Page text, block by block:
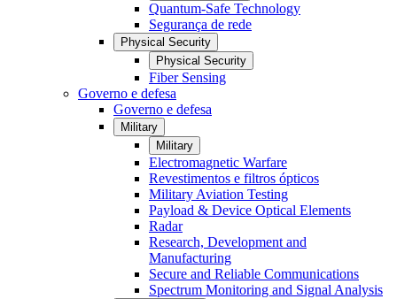
Quantum-Safe Technology
Segurança de rede
Physical Security
Physical Security
Fiber Sensing
Governo e defesa
Governo e defesa
Military
Military
Electromagnetic Warfare
Revestimentos e filtros ópticos
Military Aviation Testing
Payload & Device Optical Elements
Radar
Research, Development and
Manufacturing
Secure and Reliable Communications
Spectrum Monitoring and Signal Analysis